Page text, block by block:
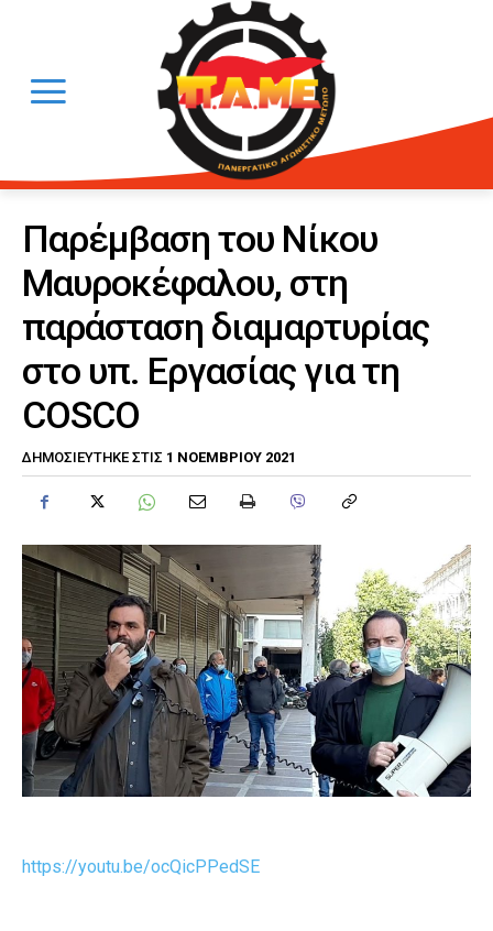
Παρέμβαση του Νίκου
Μαυροκέφαλου, στη
παράσταση διαμαρτυρίας
στο υπ. Εργασίας για τη
COSCO
ΔΗΜΟΣΙΕΎΤΗΚΕ ΣΤΙΣ 1 ΝΟΕΜΒΡΊΟΥ 2021
https://youtu.be/ocQicPPedSE